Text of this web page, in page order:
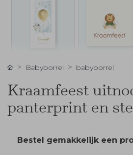
Babyborrel babyborrel
Kraamfeest
panterprint en
Bestel gemakkelijk een